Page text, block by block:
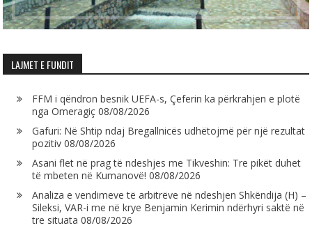
LAJMET E FUNDIT
FFM i qëndron besnik UEFA-s, Çeferin ka përkrahjen e plotë
nga Omeragiç 08/08/2026
Gafuri: Në Shtip ndaj Bregallnicës udhëtojmë për një rezultat
pozitiv 08/08/2026
Asani flet në prag të ndeshjes me Tikveshin: Tre pikët duhet
të mbeten në Kumanovë! 08/08/2026
Analiza e vendimeve të arbitrëve në ndeshjen Shkëndija (H) –
Sileksi, VAR-i me në krye Benjamin Kerimin ndërhyri saktë në
tre situata 08/08/2026